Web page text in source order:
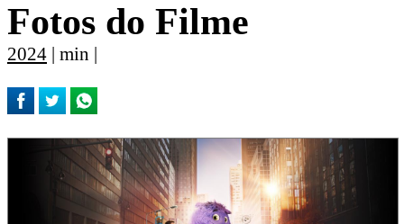
Fotos do Filme
2024 | min |